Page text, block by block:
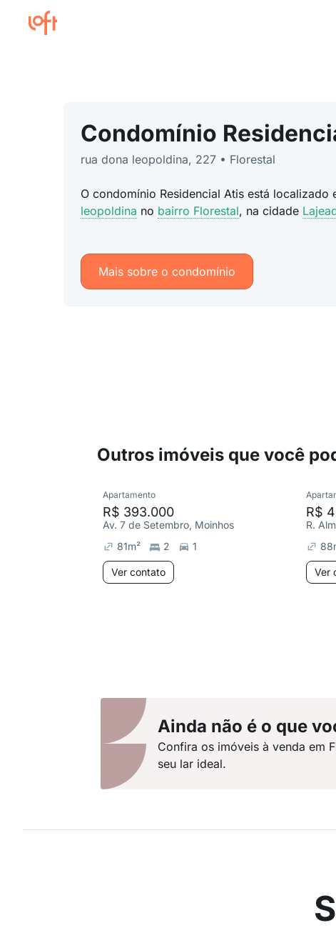
Condomínio
rua dona leopoldina, 227 • Florestal
O condomínio Residencial Atis está localizado
leopoldina no bairro Florestal, na cidade
Mais sobre o condomínio
Outros imóveis que você
Apartamento
R$ 393.000
Av. 7 de Setembro, Moinhos
81m² 2 1
Ver contato
R$
R.
88
Ver
Ainda não é o que
Confira os imóveis à venda em
seu lar ideal.